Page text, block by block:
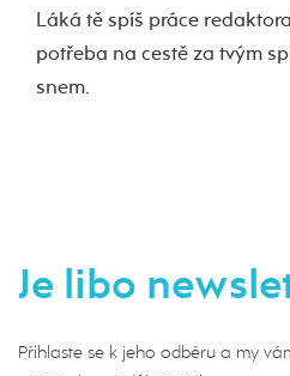
Láká tě spíš práce
potřeba na cestě za tvým
snem.
Je libo
Přihlaste se k jeho odběru a my